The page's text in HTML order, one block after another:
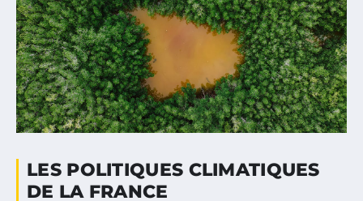
LES POLITIQUES CLIMATIQUES
DE LA FRANCE